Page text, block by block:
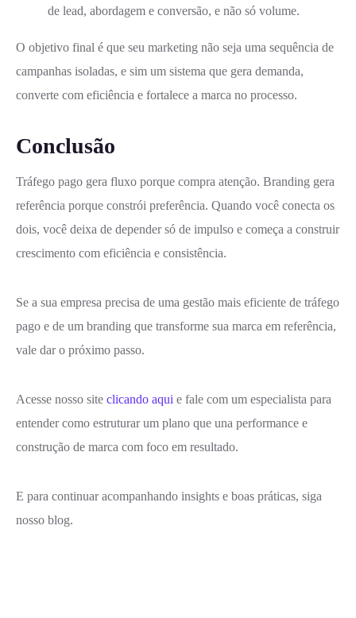
de lead, abordagem e conversão, e não só volume.
O objetivo final é que seu marketing não seja uma sequência de
campanhas isoladas, e sim um sistema que gera demanda,
converte com eficiência e fortalece a marca no processo.
Conclusão
Tráfego pago gera fluxo porque compra atenção. Branding gera
referência porque constrói preferência. Quando você conecta os
dois, você deixa de depender só de impulso e começa a construir
crescimento com eficiência e consistência.
Se a sua empresa precisa de uma gestão mais eficiente de tráfego
pago e de um branding que transforme sua marca em referência,
vale dar o próximo passo.
Acesse nosso site clicando aqui e fale com um especialista para
entender como estruturar um plano que una performance e
construção de marca com foco em resultado.
E para continuar acompanhando insights e boas práticas, siga
nosso blog.